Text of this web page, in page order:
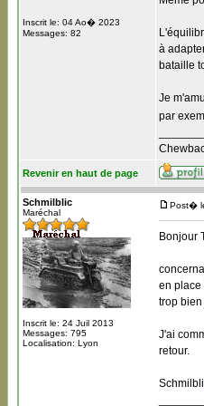
Inscrit le: 04 Ao� 2023
Messages: 82
à
bataille
Je
par
Revenir en haut de page
Schmilblic
Maréchal
Inscrit le: 24 Juil 2013
Messages: 795
Localisation: Lyon
Post�
Bonjour
en place
trop
J'ai
retour.